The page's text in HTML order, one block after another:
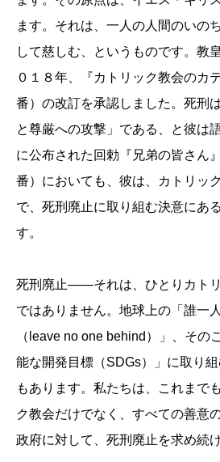
ます。それは、一人の人間のいの
して慈しむ、というものです。教
０１８年、『カトリック教会のカ
番）の改訂を承認しました。死刑
と尊厳への攻撃」である、と彼は
に公布された回勅『兄弟の皆さん
番）においても、彼は、カトリッ
で、死刑廃止に取り組む決意にあ
す。
死刑廃止――それは、ひとりカト
ではありません。地球上の「誰一
（leave no one behind）」、その
能な開発目標（SDGs）」に取り
もあります。私たちは、これまで
ク教会だけでなく、すべての善意
政府に対して、死刑廃止を求め続